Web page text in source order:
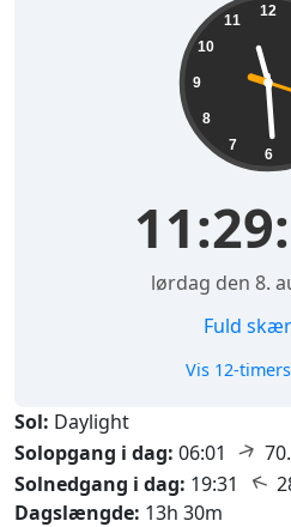
12
6
7
8
9
10
11
lørdag den 8.
Fuld
Vis 12-
Sol: Daylight
Solopgang i dag: 06:01 ↑
Solnedgang i dag: 19:31 ↑
Dagslængde: 13h 30m